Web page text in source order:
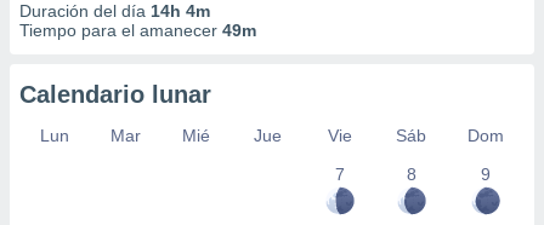
Duración del día 14h 4m
Tiempo para el amanecer 49m
Calendario lunar
Lun Mar Mié Jue Vie Sáb
Dom
7
8 9